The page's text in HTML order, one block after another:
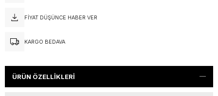
FIYAT DÜŞÜNCE HABER VER
KARGO BEDAVA
ÜRÜN ÖZELLIKLERI